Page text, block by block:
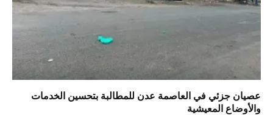
عصيان جزئي في العاصمة عدن للمطالبة بتحسين الخدمات
والأوضاع المعيشية